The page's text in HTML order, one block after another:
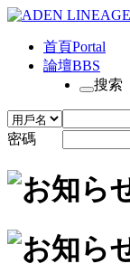
首頁Portal
論壇BBS
搜索
密碼